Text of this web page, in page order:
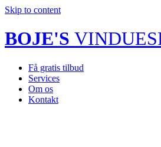
Skip to content
BOJE'S
Få gratis tilbud
Services
Om os
Kontakt